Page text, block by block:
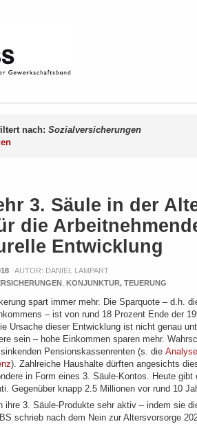
nach: Sozialversicherungen
3. Säule in der
die
Entwicklung
AUTOR: DANIEL LAMPART
KONJUNKTUR, TEUERUNG
spart immer mehr. Die Sparquote – d.h.
– ist von rund 18 Prozent Ende der
Ursache dieser Entwicklung ist nicht genau
sein – hohe Einkommen sparen mehr.
Pensionskassenrenten (s. die
). Zahlreiche Haushalte dürften angesichts
in Form eines 3. Säule-Kontos. Heute
Gegenüber knapp 2.5 Millionen vor rund 10
ihre 3. Säule-Produkte sehr aktiv – indem sie
schrieb nach dem Nein zur Altersvorsorge